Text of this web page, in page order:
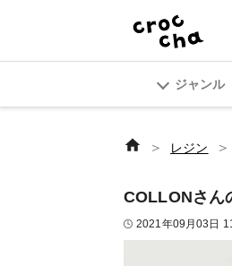
ジャンル
＞ レジン ＞
COLLONさん
2021年09月03日